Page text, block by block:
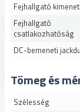
Fejhallgató
Fejhallgató
csatlakozhatóság
DC-bemeneti
Tömeg és
Szélesség